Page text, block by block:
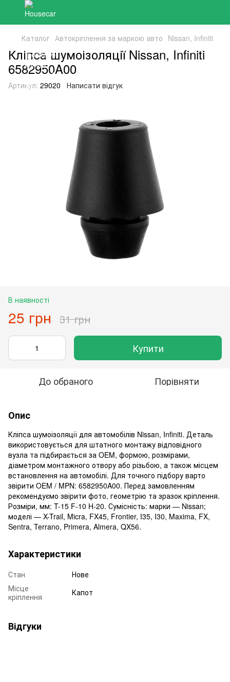
Каталог Автокріплення за маркою авто Nissan, Infiniti
Кліпса шумоізоляції Nissan, Infiniti
6582950A00
Артикул: 29020 Написати відгук
В наявності
25 грн 31 грн
Купити
До обраного Порівняти
Опис
Кліпса шумоізоляції для автомобілів Nissan, Infiniti. Деталь
використовується для штатного монтажу відповідного
вузла та підбирається за OEM, формою, розмірами,
діаметром монтажного отвору або різьбою, а також місцем
встановлення на автомобілі. Для точного підбору варто
звірити OEM / MPN: 6582950A00. Перед замовленням
рекомендуємо звірити фото, геометрію та зразок кріплення.
Розміри, мм: T-15 F-10 H-20. Сумісність: марки — Nissan;
моделі — X-Trail, Micra, FX45, Frontier, I35, I30, Maxima, FX,
Sentra, Terrano, Primera, Almera, QX56.
Характеристики
Стан
Нове
Місце
кріплення
Капот
Відгуки